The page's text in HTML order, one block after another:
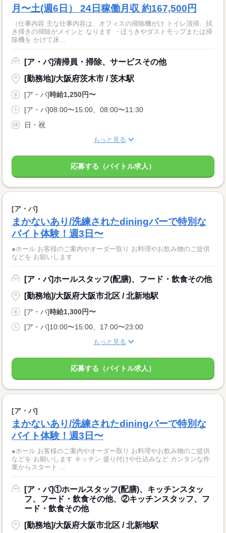
月〜土(週6日） 24日稼働月収 約167,500円
（仕事内容 主な仕事内容は、オフィスの掃除機がけ トイレ清掃、拭
き掃きの掃除がメインと なります ・ほうきやダストモップまたは掃
除機を かけて床...
[ア・パ]清掃員・掃除、サービスその他
[勤務地]/大阪府茨木市 / 茨木駅
[ア・パ]時給1,250円〜
[ア・パ]08:00〜15:00、08:00〜11:30
日・祝
もっと見る
応募する（バイトル求人）
[ア・パ]
まかないあり/洗練されたdiningバーで特別な
バイト体験！週3日〜
●ホール お客様のご案内やオーダー取り お料理やお飲み物のご提供
などを お願いします
[ア・パ]ホールスタッフ(配膳)、フード・飲食その他
[勤務地]/大阪府大阪市北区 / 北新地駅
[ア・パ]時給1,300円〜
[ア・パ]10:00〜15:00、17:00〜23:00
もっと見る
応募する（バイトル求人）
[ア・パ]
まかないあり/洗練されたdiningバーで特別な
バイト体験！週3日〜
●ホール お客様のご案内やオーダー取り お料理やお飲み物のご提供
などを お願いします キッチン 盛り付けや仕込みなど カンタンな作
業からスタート ...
[ア・パ]①ホールスタッフ(配膳)、キッチンスタッ
フ、フード・飲食その他、②キッチンスタッフ、フ
ード・飲食その他
[勤務地]/大阪府大阪市北区 / 北新地駅